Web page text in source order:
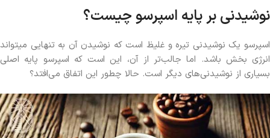
نوشیدنی بر پایه اسپرسو چیست؟
اسپرسو یک نوشیدنی تیره و غلیظ است که نوشیدن آن به تنهایی میتواند
انرژی بخش باشد. اما جالب‌تر از آن، این است که اسپرسو پایه اصلی
بسیاری از نوشیدنی‌های دیگر است. حالا چطور این اتفاق می‌افتد؟